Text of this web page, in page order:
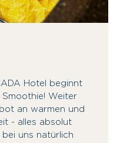
Hotel beginnt
Weiter
an warmen und
- alles absolut
uns natürlich